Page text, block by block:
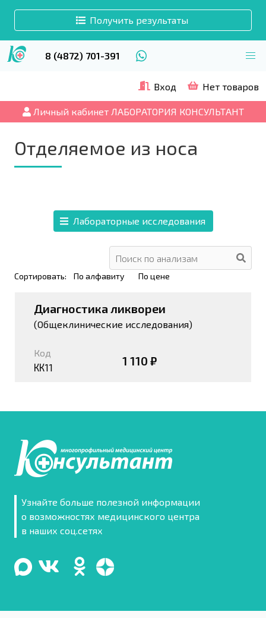
Получить результаты
8 (4872) 701-391
Вход Нет товаров
Личный кабинет ЛАБОРАТОРИЯ КОНСУЛЬТАНТ
Отделяемое из носа
Лабораторные исследования
Сортировать: По алфавиту По цене
Диагностика ликвореи
(Общеклинические исследования)
Код
КК11 1 110 ₽
Узнайте больше полезной информации
о возможностях медицинского центра
в наших соц.сетях